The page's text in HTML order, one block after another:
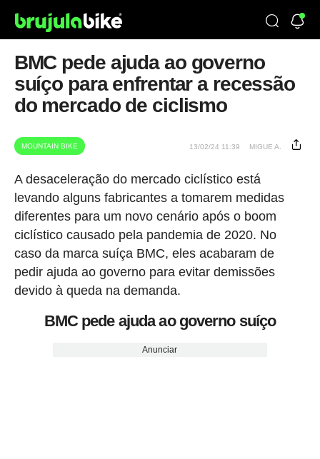
BMC pede ajuda ao governo
suíço para enfrentar a recessão
do mercado de ciclismo
MOUNTAIN BIKE 13/02/24 11:39 MIGUE A.
A desaceleração do mercado ciclístico está
levando alguns fabricantes a tomarem medidas
diferentes para um novo cenário após o boom
ciclístico causado pela pandemia de 2020. No
caso da marca suíça BMC, eles acabaram de
pedir ajuda ao governo para evitar demissões
devido à queda na demanda.
BMC pede ajuda ao governo suíço
Anunciar